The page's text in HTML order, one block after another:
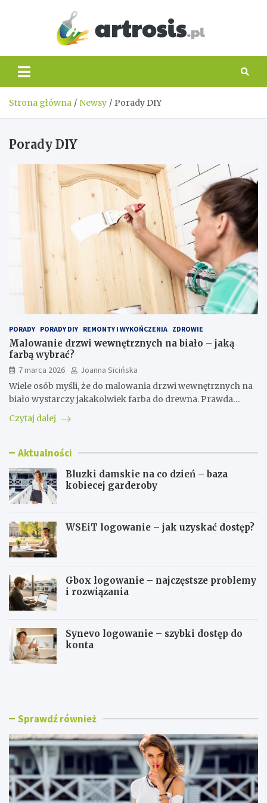
Strona główna Newsy Porady DIY
Porady DIY
PORADY PORADY DIY REMONTY I WYKOŃCZENIA ZDROWIE
Malowanie drzwi wewnętrznych na biało – jaką
farbą wybrać?
7 marca 2026
Joanna Sicińska
Wiele osób myśli, że do malowania drzwi wewnętrznych na
biało wystarczy jakakolwiek farba do drewna. Prawda…
Czytaj dalej
Aktualności
Bluzki damskie na co dzień – baza
kobiecej garderoby
WSEiT logowanie – jak uzyskać dostęp?
Gbox logowanie – najczęstsze problemy
i rozwiązania
Synevo logowanie – szybki dostęp do
konta
B
i
a
m
s
k
i
e
W
l
g
o
w
a
n
i
Sprawdź również